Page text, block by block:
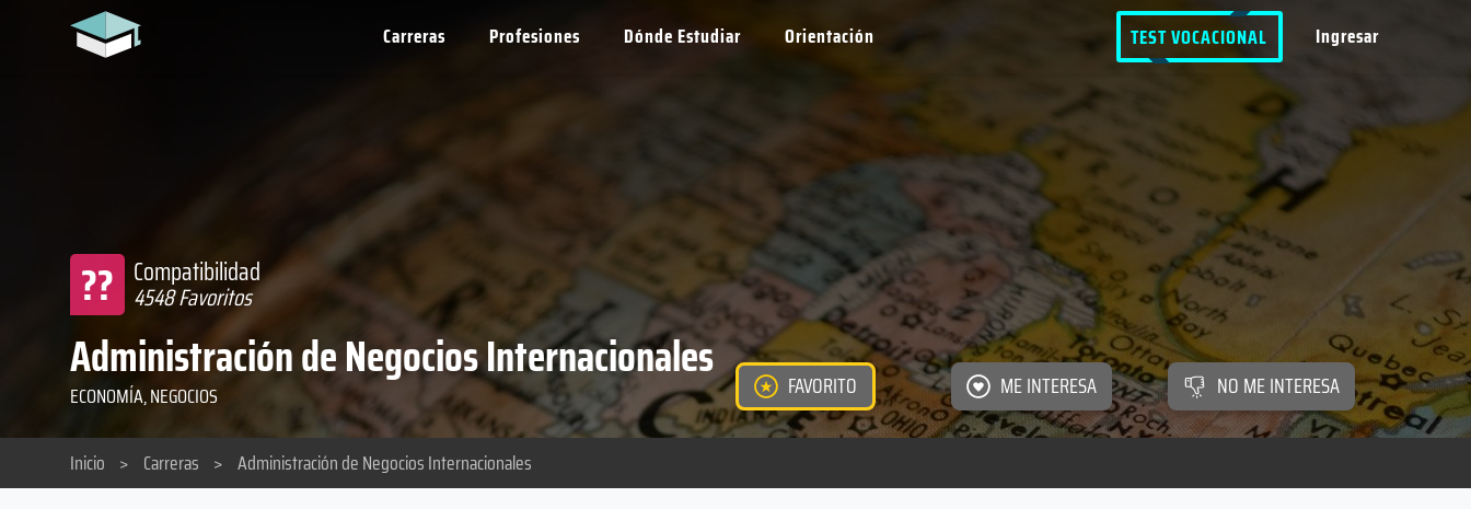
Carreras Profesiones Dónde Estudiar Orientación TEST VOCACIONAL Ingresar
Administración de Negocios Internacionales
Compatibilidad
4548 Favoritos
??
ECONOMÍA, NEGOCIOS FAVORITO ME INTERESA NO ME INTERESA
Inicio > Carreras > Administración de Negocios Internacionales